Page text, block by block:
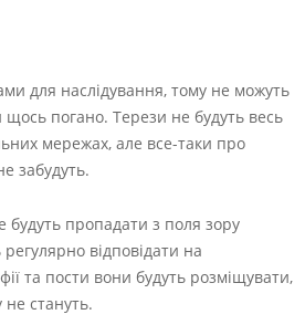
для наслідування, тому не можуть
щось погано. Терези не будуть весь
мережах, але все-таки про
забудуть.
будуть пропадати з поля зору
відповідати на
та пости вони будуть розміщувати,
стануть.